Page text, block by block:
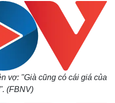
vợ: "Già cũng có cái giá của
(FBNV)